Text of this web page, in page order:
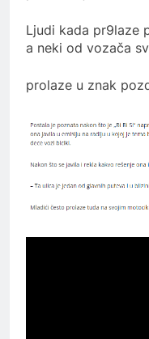
Ljudi kada pr9laze
a neki od vozača
prolaze u znak